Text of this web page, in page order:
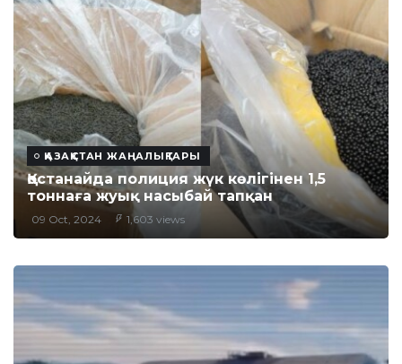
ҚАЗАҚСТАН ЖАҢАЛЫҚТАРЫ
Қостанайда полиция жүк көлігінен 1,5
тоннаға жуық насыбай тапқан
09 Oct, 2024 1,603 views